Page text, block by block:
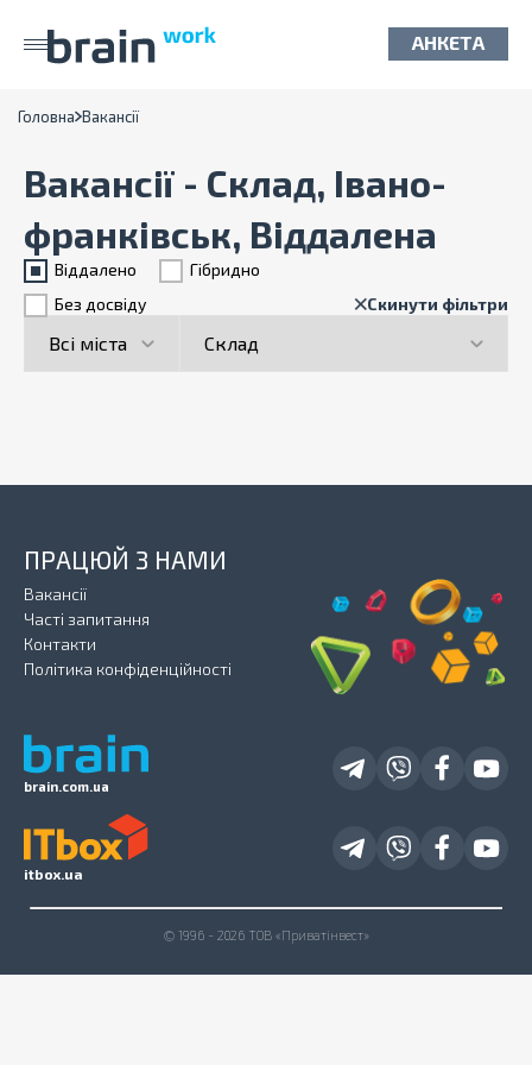
АНКЕТА
Головна Вакансії
Вакансії - Склад, Івано-
франківськ, Віддалена
Віддалено
Гiбридно
Без досвіду
Скинути фільтри
brain.com.ua
ПРАЦЮЙ З НАМИ
Вакансії
Часті запитання
Контакти
Політика конфіденційності
itbox.ua
© 1996 - 2026 ТОВ «Приватінвест»